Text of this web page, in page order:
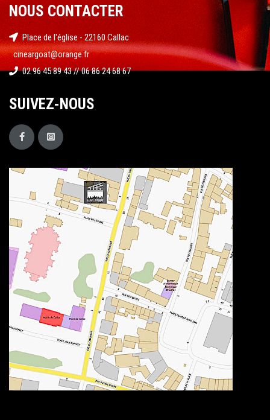
NOUS CONTACTER
Place de l'église - 22160 Callac
cineargoat@orange.fr
02 96 45 89 43 // 06 86 24 68 67
SUIVEZ-NOUS